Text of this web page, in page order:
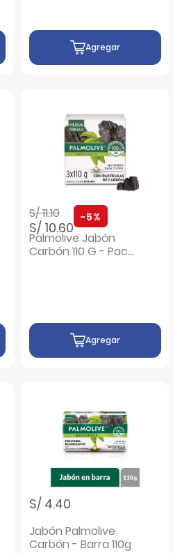
Agregar
Precio rebajado de
S/ 11.10a
S/ 10.60
-5%
Palmolive Jabón
Carbón 110 G - Pack
Agregar
S/ 4.40
Jabón Palmolive
Carbón - Barra 110g